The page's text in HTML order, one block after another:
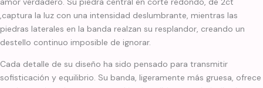
,captura la luz con una intensidad deslumbrante, mientras las
piedras laterales en la banda realzan su resplandor, creando un
destello continuo imposible de ignorar.
Cada detalle de su diseño ha sido pensado para transmitir
sofisticación y equilibrio. Su banda, ligeramente más gruesa, ofrece